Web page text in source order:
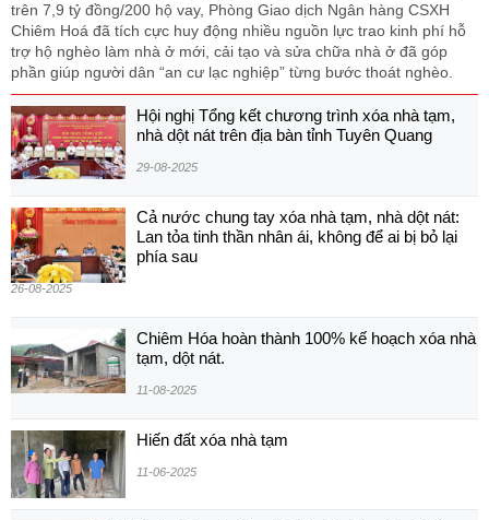
trên 7,9 tỷ đồng/200 hộ vay, Phòng Giao dịch Ngân hàng CSXH
Chiêm Hoá đã tích cực huy động nhiều nguồn lực trao kinh phí hỗ
trợ hộ nghèo làm nhà ở mới, cải tạo và sửa chữa nhà ở đã góp
phần giúp người dân “an cư lạc nghiệp” từng bước thoát nghèo.
Hội nghị Tổng kết chương trình xóa nhà tạm,
nhà dột nát trên địa bàn tỉnh Tuyên Quang
29-08-2025
Cả nước chung tay xóa nhà tạm, nhà dột nát:
Lan tỏa tinh thần nhân ái, không để ai bị bỏ lại
phía sau
26-08-2025
Chiêm Hóa hoàn thành 100% kế hoạch xóa nhà
tạm, dột nát.
11-08-2025
Hiến đất xóa nhà tạm
11-06-2025